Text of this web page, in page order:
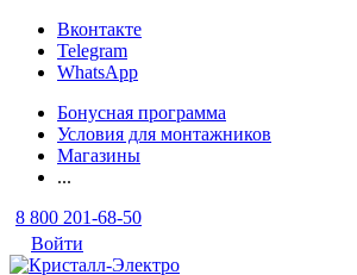
Вконтакте
Telegram
WhatsApp
Бонусная программа
Условия для монтажников
Магазины
...
8 800 201-68-50
Войти